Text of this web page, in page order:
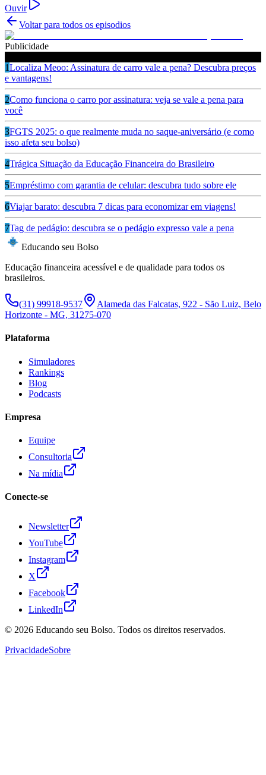
Ouvir
Voltar para todos os episodios
Publicidade
1Localiza Meoo: Assinatura de carro vale a pena? Descubra preços
e vantagens!
2Como funciona o carro por assinatura: veja se vale a pena para
você
3FGTS 2025: o que realmente muda no saque-aniversário (e como
isso afeta seu bolso)
4Trágica Situação da Educação Financeira do Brasileiro
5Empréstimo com garantia de celular: descubra tudo sobre ele
6Viajar barato: descubra 7 dicas para economizar em viagens!
7Tag de pedágio: descubra se o pedágio expresso vale a pena
Educando seu Bolso
Educação financeira acessível e de qualidade para todos os
brasileiros.
(31) 99918-9537
Alameda das Falcatas, 922 - São Luiz, Belo
Horizonte - MG, 31275-070
Plataforma
Simuladores
Rankings
Blog
Podcasts
Empresa
Equipe
Consultoria
Na mídia
Conecte-se
Newsletter
YouTube
Instagram
X
Facebook
LinkedIn
© 2026 Educando seu Bolso. Todos os direitos reservados.
PrivacidadeSobre